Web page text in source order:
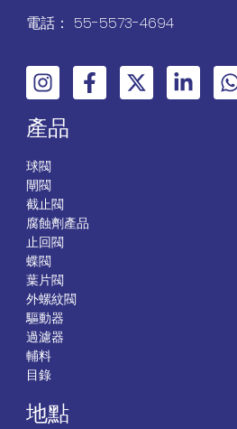
電話： 55-5573-4694
產品
球閥
閘閥
截止閥
腐蝕劑產品
止回閥
蝶閥
葉片閥
外螺紋閥
驅動器
過濾器
輔料
目錄
地點